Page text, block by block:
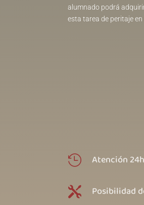
alumnado podrá
esta tarea de peritaje
 Atención 24h
 Posibilidad